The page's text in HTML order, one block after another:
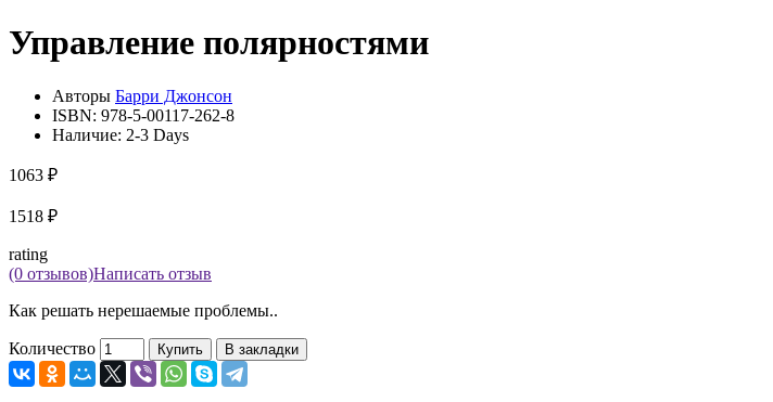
Управление полярностями
Авторы Барри Джонсон
ISBN: 978-5-00117-262-8
Наличие: 2-3 Days
1063 ₽
1518 ₽
rating
(0 отзывов)Написать отзыв
Как решать нерешаемые проблемы..
Количество Купить В закладки